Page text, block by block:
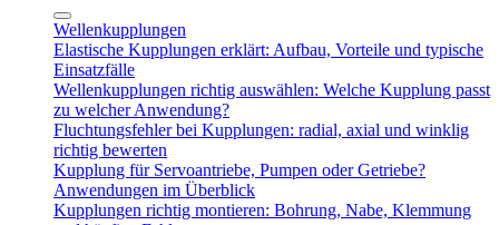
Wellenkupplungen
Elastische Kupplungen erklärt: Aufbau, Vorteile und typische
Einsatzfälle
Wellenkupplungen richtig auswählen: Welche Kupplung passt
zu welcher Anwendung?
Fluchtungsfehler bei Kupplungen: radial, axial und winklig
richtig bewerten
Kupplung für Servoantriebe, Pumpen oder Getriebe?
Anwendungen im Überblick
Kupplungen richtig montieren: Bohrung, Nabe, Klemmung